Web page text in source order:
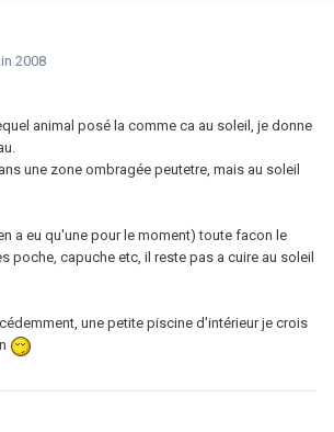
2008
animal posé la comme ca au soleil, je donne
une zone ombragée peutetre, mais au soleil
a eu qu'une pour le moment) toute facon le
poche, capuche etc, il reste pas a cuire au soleil
une petite piscine d'intérieur je crois